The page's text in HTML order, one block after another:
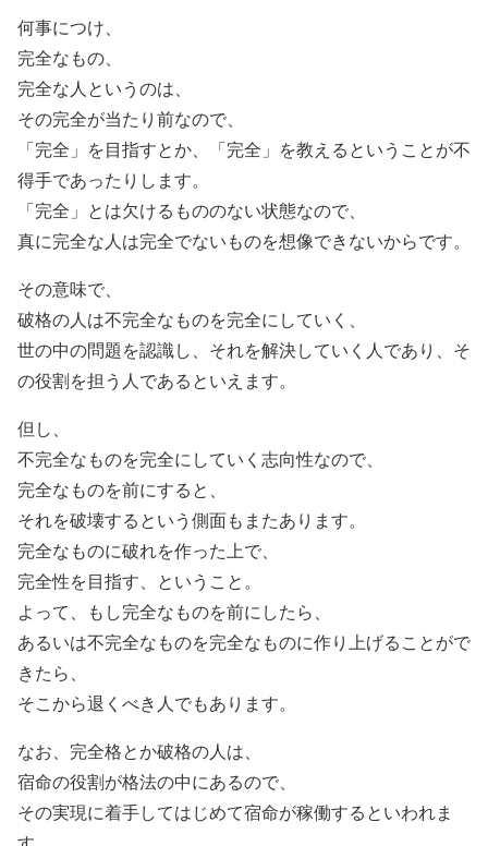
何事につけ、
完全なもの、
完全な人というのは、
その完全が当たり前なので、
「完全」を目指すとか、「完全」を教えるということが不
得手であったりします。
「完全」とは欠けるもののない状態なので、
真に完全な人は完全でないものを想像できないからです。
その意味で、
破格の人は不完全なものを完全にしていく、
世の中の問題を認識し、それを解決していく人であり、そ
の役割を担う人であるといえます。
但し、
不完全なものを完全にしていく志向性なので、
完全なものを前にすると、
それを破壊するという側面もまたあります。
完全なものに破れを作った上で、
完全性を目指す、ということ。
よって、もし完全なものを前にしたら、
あるいは不完全なものを完全なものに作り上げることがで
きたら、
そこから退くべき人でもあります。
なお、完全格とか破格の人は、
宿命の役割が格法の中にあるので、
その実現に着手してはじめて宿命が稼働するといわれま